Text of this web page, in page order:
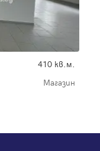
410 кв.м.
Магазин